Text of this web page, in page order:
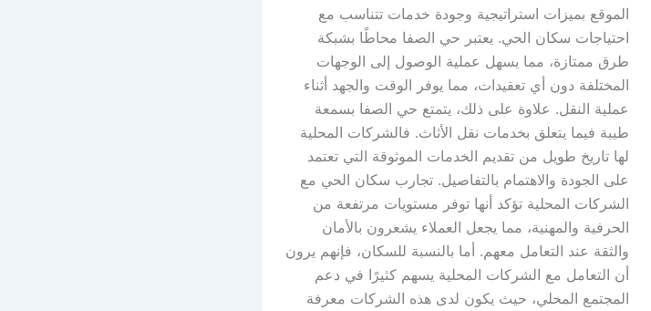
الموقع بميزات استراتيجية وجودة خدمات تتناسب مع
احتياجات سكان الحي. يعتبر حي الصفا محاطًا بشبكة
طرق ممتازة، مما يسهل عملية الوصول إلى الوجهات
المختلفة دون أي تعقيدات، مما يوفر الوقت والجهد أثناء
عملية النقل. علاوة على ذلك، يتمتع حي الصفا بسمعة
طيبة فيما يتعلق بخدمات نقل الأثاث. فالشركات المحلية
لها تاريخ طويل من تقديم الخدمات الموثوقة التي تعتمد
على الجودة والاهتمام بالتفاصيل. تجارب سكان الحي مع
الشركات المحلية تؤكد أنها توفر مستويات مرتفعة من
الحرفية والمهنية، مما يجعل العملاء يشعرون بالأمان
والثقة عند التعامل معهم. أما بالنسبة للسكان، فإنهم يرون
أن التعامل مع الشركات المحلية يسهم كثيرًا في دعم
المجتمع المحلي، حيث يكون لدى هذه الشركات معرفة